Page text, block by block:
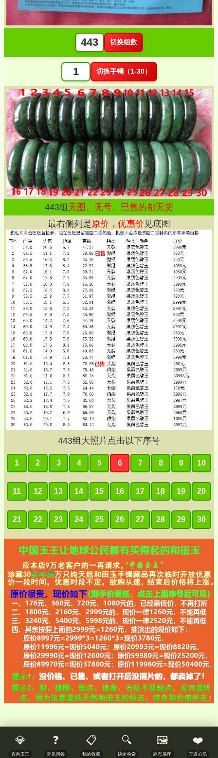
切换组数
切换手镯（1-30）
443组 无图、无号、已售的都无货
最右侧列是原价，优惠价 见底图
443组大照片点击以下序号
1 2 3 4 5 6 7 8 9 10
11 12 13 14 15 16 17 18 19 20
21 22 23 24 25 26 27 28 29 30
💎
咨询玉王
❓
常见问答
📋
我的收藏
🔍
快速检索
🖼️
静态展厅
❤️
玉道心亿